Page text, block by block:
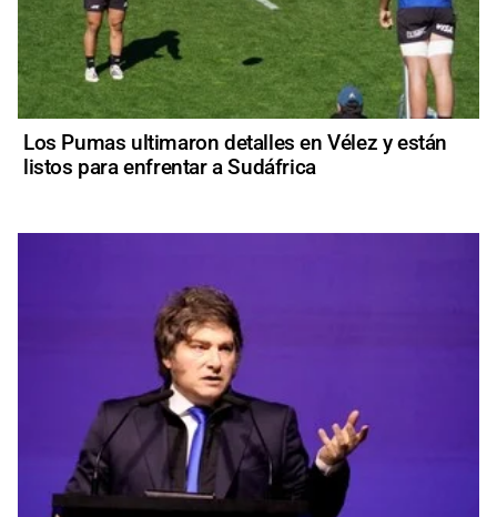
Los Pumas ultimaron detalles en Vélez y están
listos para enfrentar a Sudáfrica